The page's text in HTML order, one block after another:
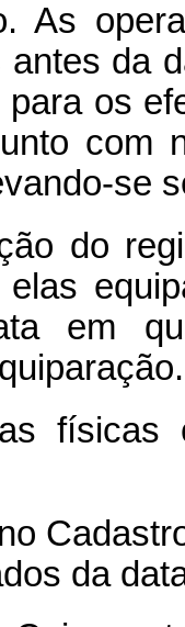
As
antes da
os
com
se
do
em
físicas
da